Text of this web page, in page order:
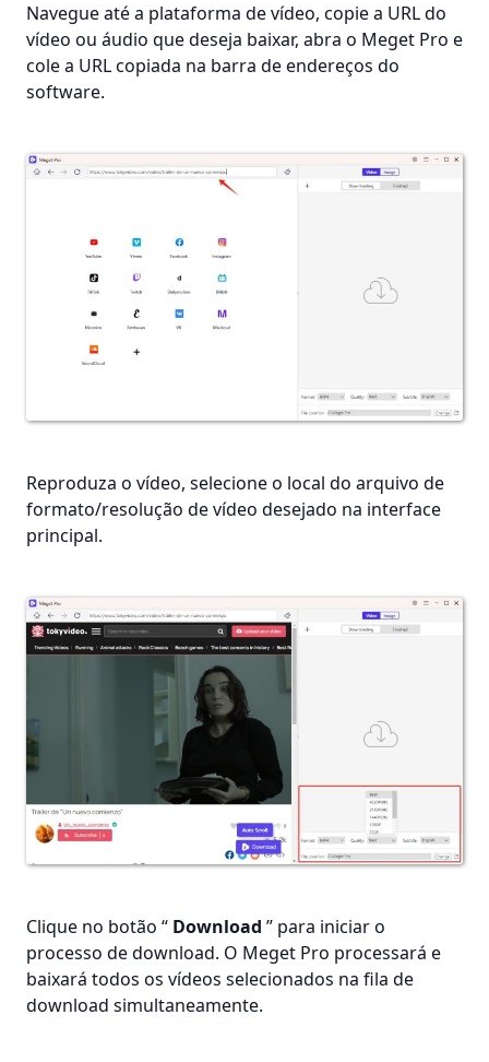
Navegue até a plataforma de vídeo, copie a URL do
vídeo ou áudio que deseja baixar, abra o Meget Pro e
cole a URL copiada na barra de endereços do
software.
Reproduza o vídeo, selecione o local do arquivo de
formato/resolução de vídeo desejado na interface
principal.
Clique no botão “ Download ” para iniciar o
processo de download. O Meget Pro processará e
baixará todos os vídeos selecionados na fila de
download simultaneamente.